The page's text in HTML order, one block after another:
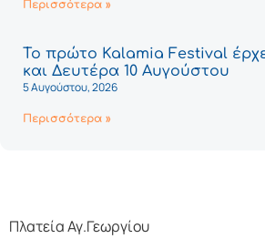
Περισσότερα »
Το πρώτο Kalamia Festival
και Δευτέρα 10 Αυγούστου
5 Αυγούστου, 2026
Περισσότερα »
Πλατεία Αγ.Γεωργίου